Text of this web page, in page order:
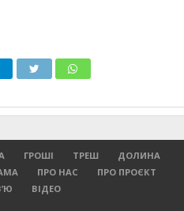
ГРОШІ ТРЕШ
ДОЛИНА
ПРО НАС
ПРО ПРОЄКТ
ВІДЕО